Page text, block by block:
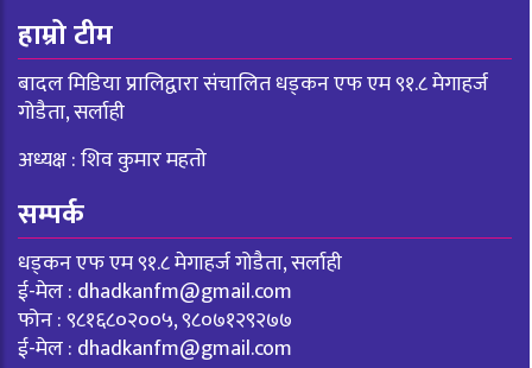
हाम्रो टीम
बादल मिडिया प्रालिद्वारा संचालित धड्कन एफ एम ९१.८ मेगाहर्ज
गोडैता, सर्लाही
अध्यक्ष : शिव कुमार महतो
सम्पर्क
धड्कन एफ एम ९१.८ मेगाहर्ज गोडैता, सर्लाही
ई-मेल : dhadkanfm@gmail.com
फोन : ९८१६८०२००५, ९८०७१२९२७७
ई-मेल : dhadkanfm@gmail.com